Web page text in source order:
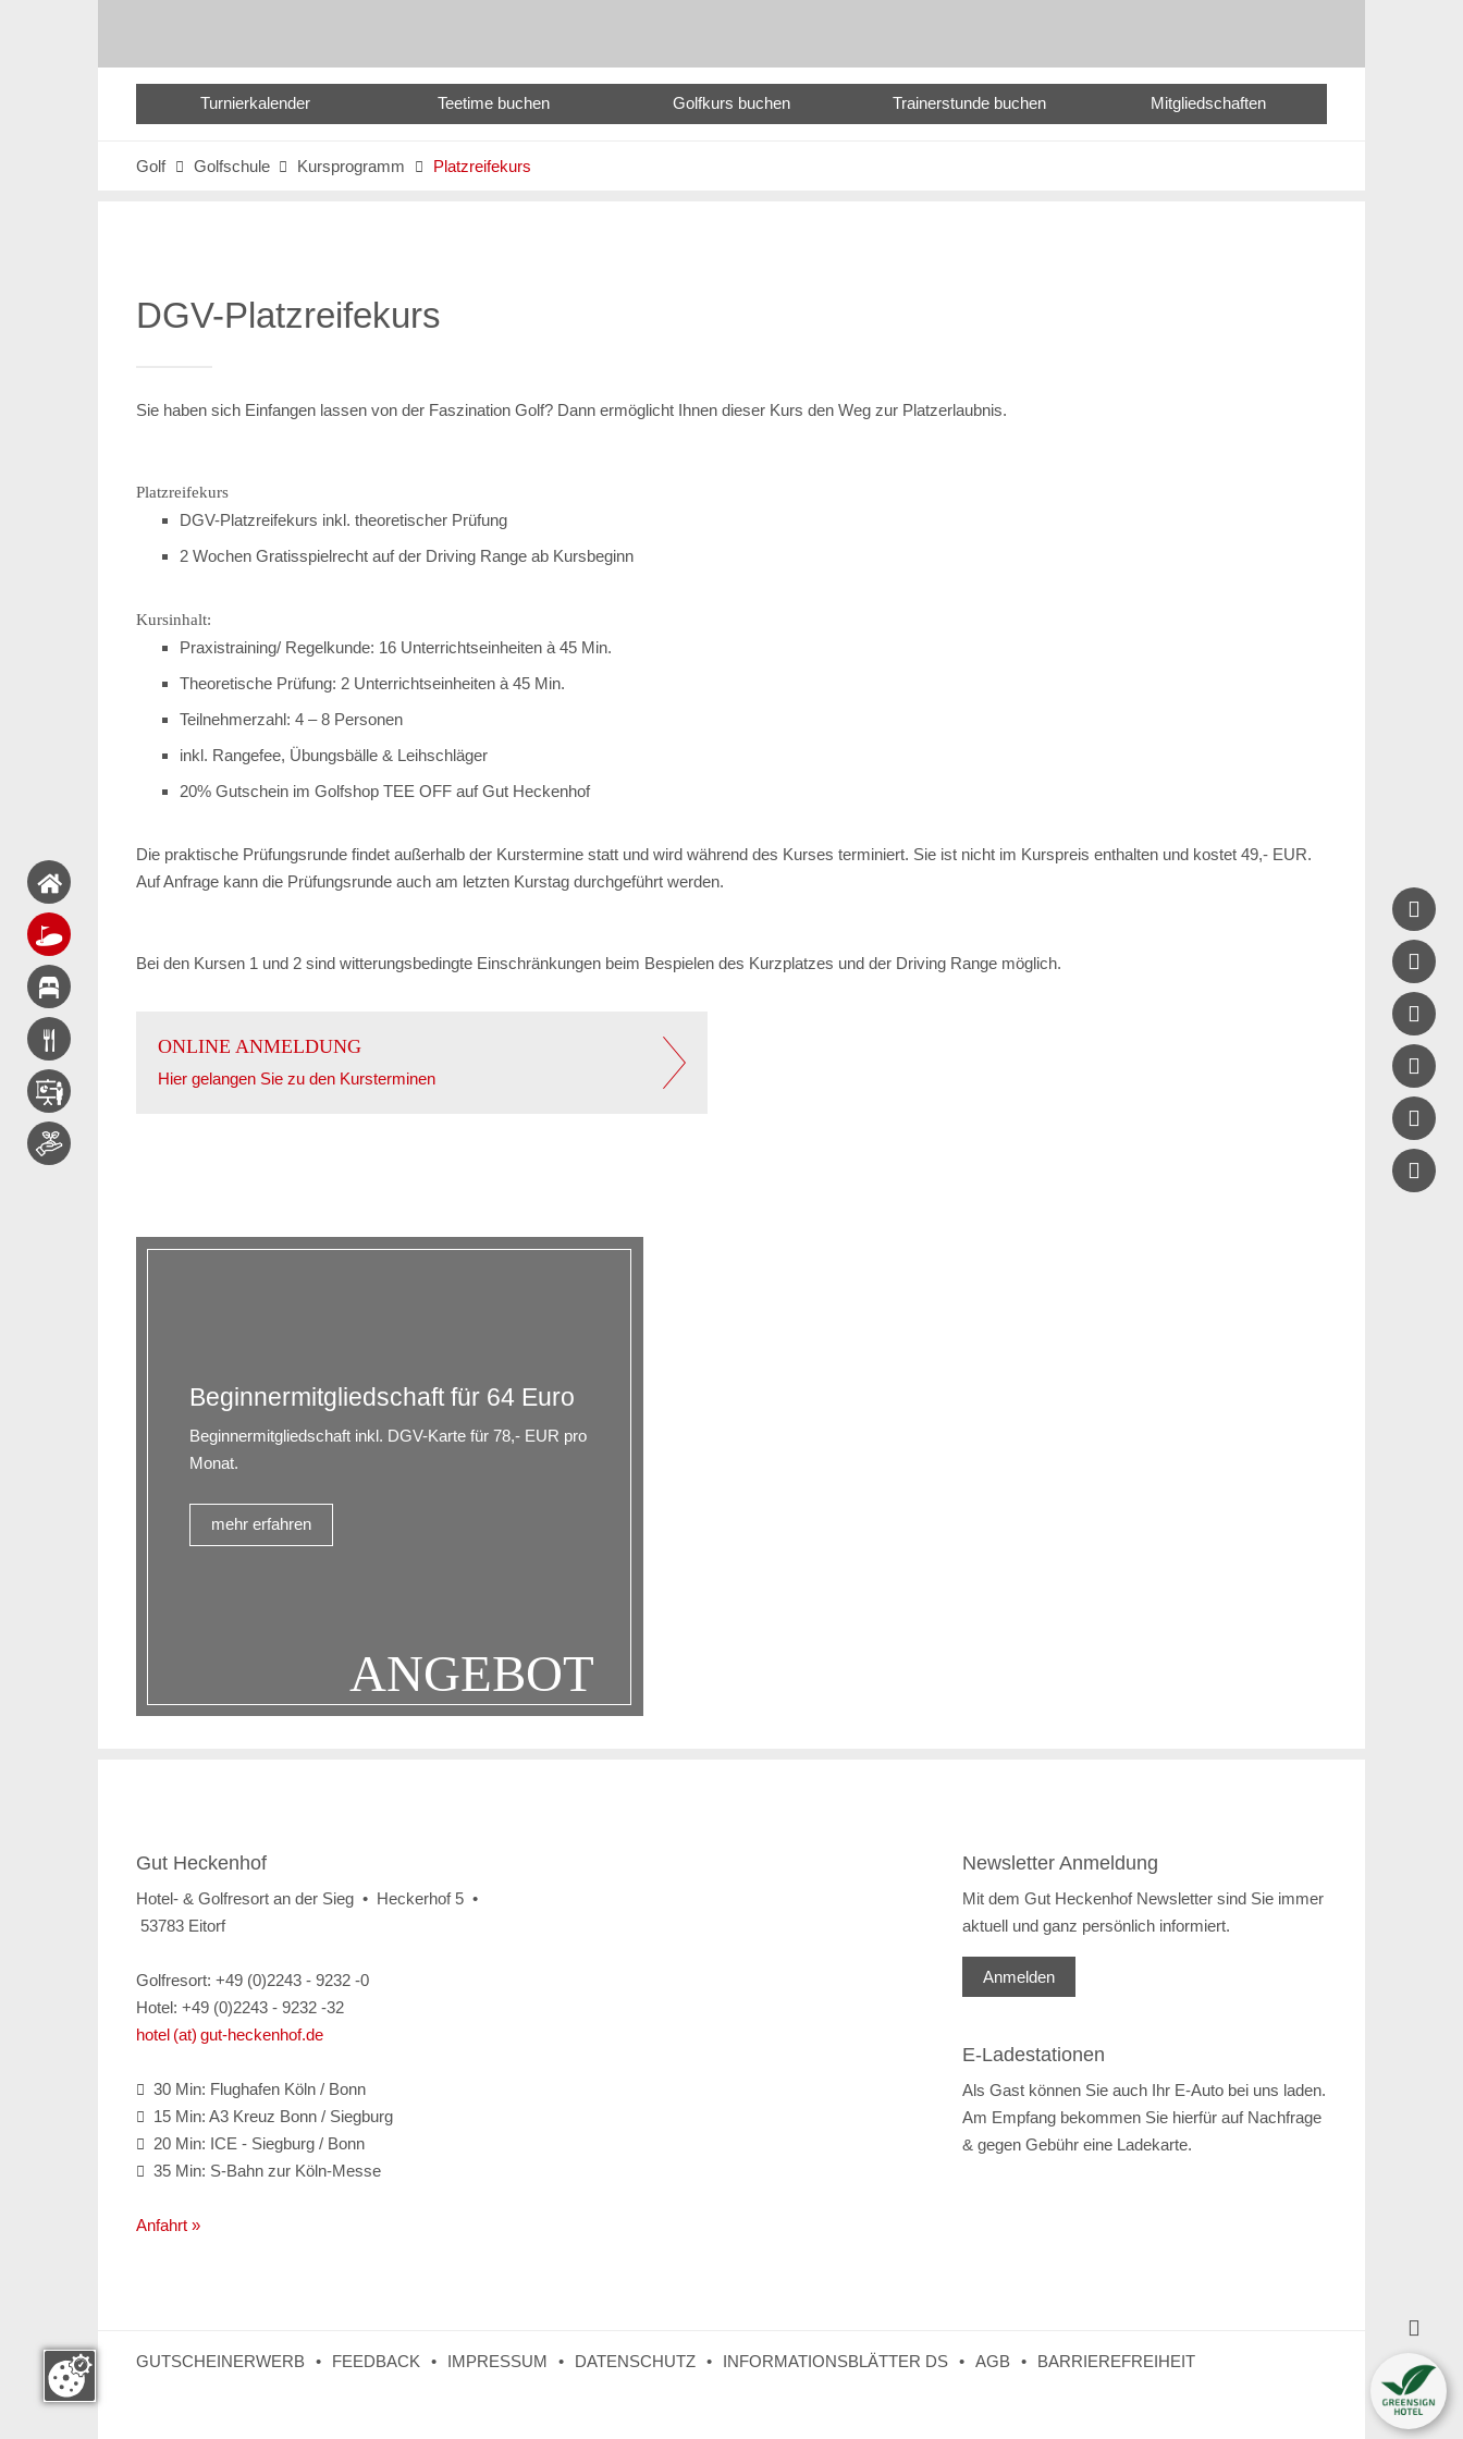
Turnierkalender Teetime buchen Golfkurs buchen Trainerstunde buchen Mitgliedschaften
Golf  Golfschule  Kursprogramm  Platzreifekurs
DGV-Platzreifekurs
Sie haben sich Einfangen lassen von der Faszination Golf? Dann ermöglicht Ihnen dieser Kurs den Weg zur Platzerlaubnis.
Platzreifekurs
DGV-Platzreifekurs inkl. theoretischer Prüfung
2 Wochen Gratisspielrecht auf der Driving Range ab Kursbeginn
Kursinhalt:
Praxistraining/ Regelkunde: 16 Unterrichtseinheiten à 45 Min.
Theoretische Prüfung: 2 Unterrichtseinheiten à 45 Min.
Teilnehmerzahl: 4 – 8 Personen
inkl. Rangefee, Übungsbälle & Leihschläger
20% Gutschein im Golfshop TEE OFF auf Gut Heckenhof
Die praktische Prüfungsrunde findet außerhalb der Kurstermine statt und wird während des Kurses terminiert. Sie ist nicht im Kurspreis enthalten und kostet 49,- EUR.
Auf Anfrage kann die Prüfungsrunde auch am letzten Kurstag durchgeführt werden.
Bei den Kursen 1 und 2 sind witterungsbedingte Einschränkungen beim Bespielen des Kurzplatzes und der Driving Range möglich.
ONLINE ANMELDUNG
Hier gelangen Sie zu den Kursterminen
Beginnermitgliedschaft für 64 Euro
Beginnermitgliedschaft inkl. DGV-Karte für 78,- EUR pro
Monat.
mehr erfahren
ANGEBOT
Gut Heckenhof
Hotel- & Golfresort an der Sieg • Heckerhof 5 •
53783 Eitorf
Golfresort: +49 (0)2243 - 9232 -0
Hotel: +49 (0)2243 - 9232 -32
hotel (at) gut-heckenhof.de
 30 Min: Flughafen Köln / Bonn
 15 Min: A3 Kreuz Bonn / Siegburg
 20 Min: ICE - Siegburg / Bonn
 35 Min: S-Bahn zur Köln-Messe
Anfahrt »
Newsletter Anmeldung
Mit dem Gut Heckenhof Newsletter sind Sie immer
aktuell und ganz persönlich informiert.
Anmelden
E-Ladestationen
Als Gast können Sie auch Ihr E-Auto bei uns laden.
Am Empfang bekommen Sie hierfür auf Nachfrage
& gegen Gebühr eine Ladekarte.
GUTSCHEINERWERB FEEDBACK IMPRESSUM DATENSCHUTZ INFORMATIONSBLÄTTER DS AGB BARRIEREFREIHEIT





